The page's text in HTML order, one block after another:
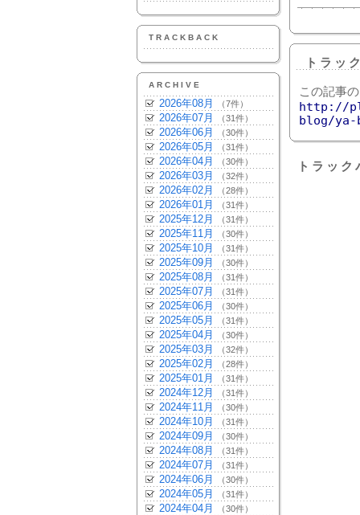
TRACKBACK
ARCHIVE
2026年08月 （7件）
2026年07月 （31件）
2026年06月 （30件）
2026年05月 （31件）
2026年04月 （30件）
2026年03月 （32件）
2026年02月 （28件）
2026年01月 （31件）
2025年12月 （31件）
2025年11月 （30件）
2025年10月 （31件）
2025年09月 （30件）
2025年08月 （31件）
2025年07月 （31件）
2025年06月 （30件）
2025年05月 （31件）
2025年04月 （30件）
2025年03月 （32件）
2025年02月 （28件）
2025年01月 （31件）
2024年12月 （31件）
2024年11月 （30件）
2024年10月 （31件）
2024年09月 （30件）
2024年08月 （31件）
2024年07月 （31件）
2024年06月 （30件）
2024年05月 （31件）
2024年04月 （30件）
トラッ
この記事
http://
blog/ya-
トラッ